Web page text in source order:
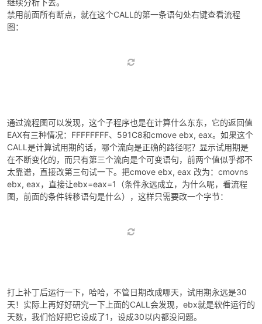
禁用前面所有断点，就在这个CALL的第一条语句处右键查看流程
图：
通过流程图可以发现，这个子程序也是在计算什么东东，它的返回值
EAX有三种情况：FFFFFFFF、591C8和cmove ebx, eax。如果这个
CALL是计算试用期的话，哪个流向是正确的路径呢？显示试用期是
在不断变化的，而只有第三个流向是个可变语句，前两个值似乎都不
太靠谱，直接改第三句试一下。把cmove ebx, eax 改为：cmovns
ebx, eax，直接让ebx=eax=1（条件永远成立，为什么呢，看流程
图，前面的条件转移语句是什么），这样只需要改一个字节：
打上补丁后运行一下，哈哈，不管日期改成哪天，试用期永远是30
天！实际上再好好研究一下上面的CALL会发现，ebx就是软件运行的
天数，我们恰好把它设成了1，设成30以内都没问题。